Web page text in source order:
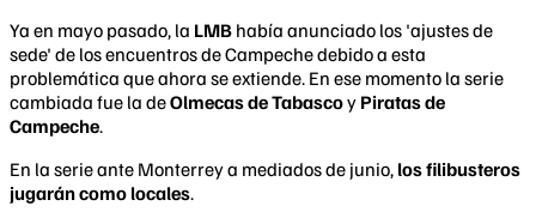
Ya en mayo pasado, la LMB había anunciado los 'ajustes de
sede' de los encuentros de Campeche debido a esta
problemática que ahora se extiende. En ese momento la serie
cambiada fue la deOlmecas de Tabascoy Piratas de
Campeche.
En la serie ante Monterrey a mediados de junio, los filibusteros
jugarán como locales.